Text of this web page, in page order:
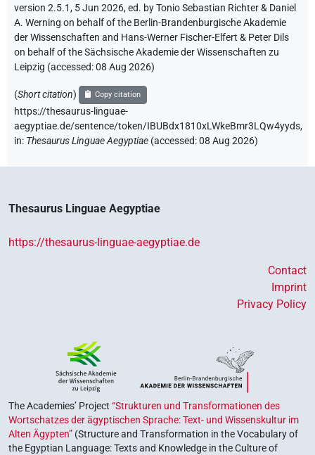
version 2.5.1, 5 Jun 2026, ed. by Tonio Sebastian Richter & Daniel
A. Werning on behalf of the Berlin-Brandenburgische Akademie
der Wissenschaften and Hans-Werner Fischer-Elfert & Peter Dils
on behalf of the Sächsische Akademie der Wissenschaften zu
Leipzig (accessed:08 Aug 2026)
(Short citation) Copy citation
https://thesaurus-linguae-
aegyptiae.de/sentence/token/IBUBdx1810xLWkeBmr3LQw4yyds,
in: Thesaurus Linguae Aegyptiae (accessed:08 Aug 2026)
Thesaurus Linguae Aegyptiae
https://thesaurus-linguae-aegyptiae.de
Contact
Imprint
Privacy Policy
The Academies’ Project “Strukturen und Transformationen des
Wortschatzes der ägyptischen Sprache: Text- und Wissenskultur im
Alten Ägypten” (Structure and Transformation in the Vocabulary of
the Egyptian Language: Texts and Knowledge in the Culture of